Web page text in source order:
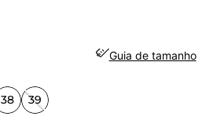
Guia de tamanho
38 39